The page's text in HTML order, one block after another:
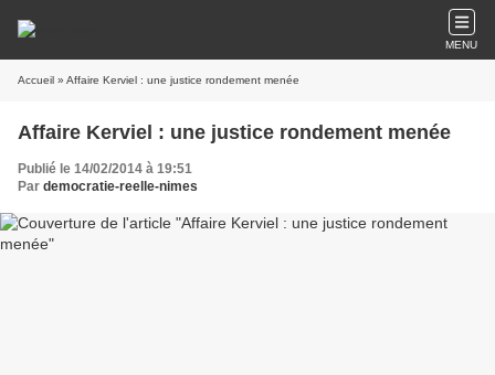
MENU
Accueil » Affaire Kerviel : une justice rondement menée
Affaire Kerviel : une justice rondement menée
Publié le 14/02/2014 à 19:51
Par democratie-reelle-nimes